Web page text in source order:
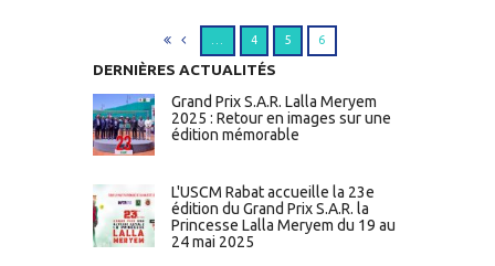
4 5 6
DERNIÈRES ACTUALITÉS
Grand Prix S.A.R. Lalla Meryem
2025 : Retour en images sur une
édition mémorable
L'USCM Rabat accueille la 23e
édition du Grand Prix S.A.R. la
Princesse Lalla Meryem du 19 au
24 mai 2025